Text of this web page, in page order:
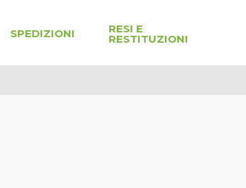
SPEDIZIONI RESI E
RESTITUZIONI